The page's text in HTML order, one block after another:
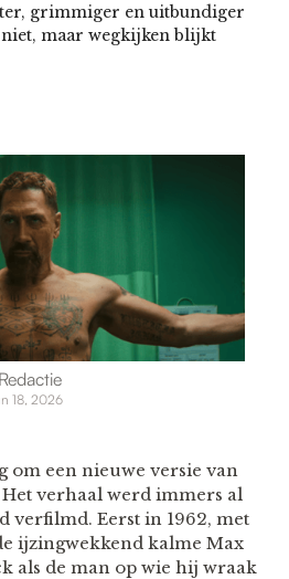
grimmiger en uitbundiger
maar wegkijken blijkt
18, 2026
om een nieuwe versie van
verhaal werd immers al
verfilmd. Eerst in 1962, met
ijzingwekkend kalme Max
als de man op wie hij wraak